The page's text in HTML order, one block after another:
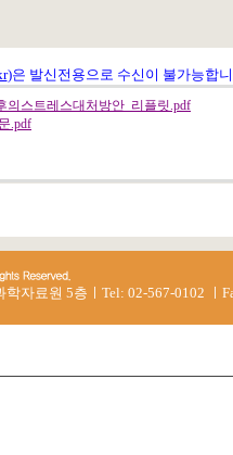
)은 발신전용으로 수신이 불가능합
의스트레스대처방안_리플릿.pdf
.pdf
자료원 5층ㅣTel: 02-567-0102 ㅣ